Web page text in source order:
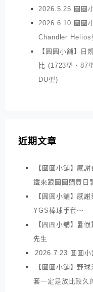
2026.5.25 圓圓
2026.6.10 圓圓
Chandler Helios
【圓圓小舖】
比 (1723型、87
DU型)
近期文章
【圓圓小舖】感
鐵來跟圓圓購買日
【圓圓小舖】感
YGS棒球手套～
【圓圓小舖】暑
先生
2026.7.23 圓圓小
【圓圓小舖】野
套一定是放比較久